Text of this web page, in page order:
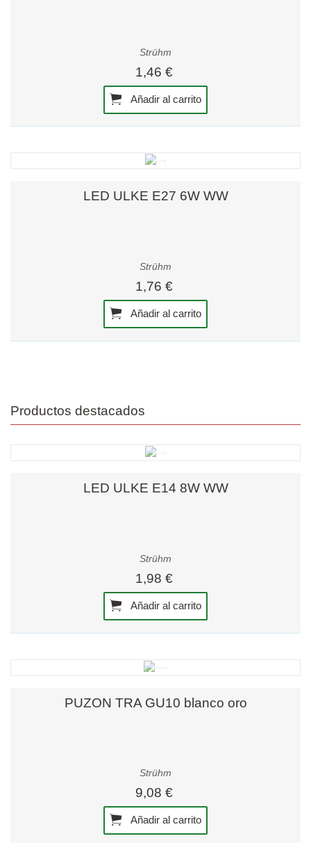
Strühm
1,46 €
Añadir al carrito
LED ULKE E27 6W WW
Strühm
1,76 €
Añadir al carrito
Productos destacados
LED ULKE E14 8W WW
Strühm
1,98 €
Añadir al carrito
PUZON TRA GU10 blanco oro
Strühm
9,08 €
Añadir al carrito